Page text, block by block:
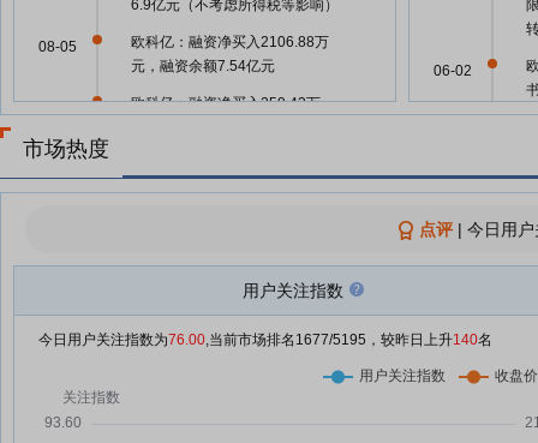
6.9亿元（不考虑所得税等影响）
欧科亿：融资净买入2106.88万
元，融资余额7.54亿元
08-05
欧科亿：融资净买入259.43万
业绩
77家科创板公司提前预告上半年
业绩
欧科亿：融资净偿还4402.64万
07-29
06-02
05-27
市场热度
点评| 今日用
用户关注指数
今日用户关注指数为76.00,当前市场排名 1677/5195，较昨日上升140名